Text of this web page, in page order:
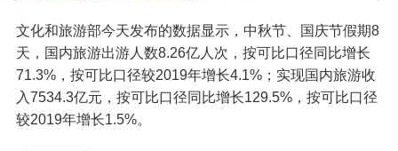
文化和旅游部今天发布的数据显示，中秋节、国庆节假期8
天，国内旅游出游人数8.26亿人次，按可比口径同比增长
71.3%，按可比口径较2019年增长4.1%；实现国内旅游收
入7534.3亿元，按可比口径同比增长129.5%，按可比口径
较2019年增长1.5%。